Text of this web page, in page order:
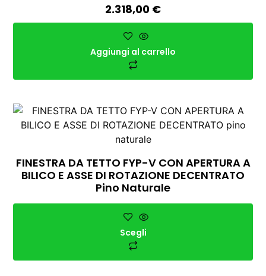
2.318,00 €
Aggiungi al carrello
FINESTRA DA TETTO FYP-V CON APERTURA A
BILICO E ASSE DI ROTAZIONE DECENTRATO
Pino Naturale
Scegli